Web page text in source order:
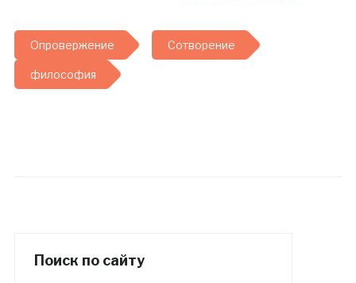
Опровержение Сотворение
философия
Поиск по сайту